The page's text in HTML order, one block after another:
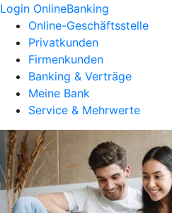
Login OnlineBanking
Online-Geschäftsstelle
Privatkunden
Firmenkunden
Banking & Verträge
Meine Bank
Service & Mehrwerte